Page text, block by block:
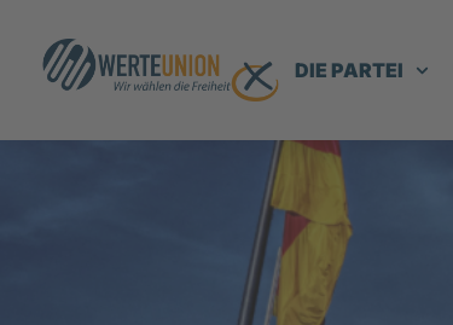
DIE PARTEI